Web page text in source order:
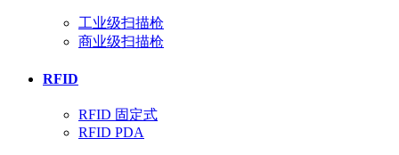
工业级扫描枪
商业级扫描枪
RFID
RFID 固定式
RFID PDA